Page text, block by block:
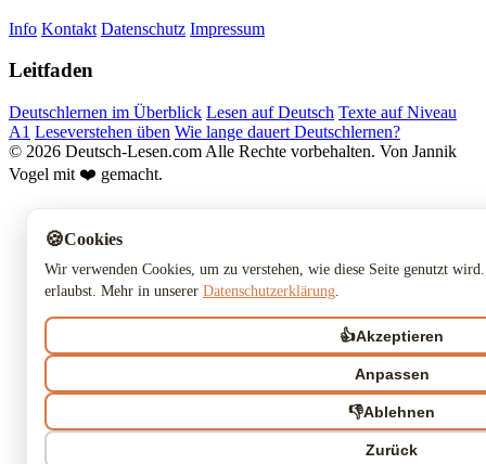
Info Kontakt Datenschutz Impressum
Leitfaden
Deutschlernen im Überblick Lesen auf Deutsch Texte auf Niveau
A1 Leseverstehen üben Wie lange dauert Deutschlernen?
© 2026 Deutsch-Lesen.com Alle Rechte vorbehalten. Von Jannik
Vogel mit ❤️ gemacht.
🍪Cookies
Wir verwenden Cookies, um zu verstehen, wie diese Seite genutzt
erlaubst. Mehr in unserer Datenschutzerklärung
👍Akzeptieren
Anpassen
👎Ablehnen
Zurück